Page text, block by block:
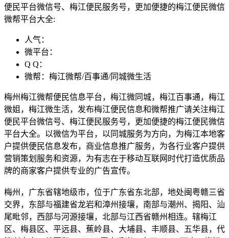
便民平台微信号、梅江便民服务号，更加便捷的梅江便民微信
微帮平台大全:
人气：
微平台：
Q Q：
微帮：梅江微帮/百事通/同城微生活
梅州梅江微帮便民信息平台，梅江微同城，梅江百事通，梅江
微姐，梅江微生活，发布梅江便民信息和微帮推广请关注梅江
便民平台微信号、梅江便民服务号，更加便捷的梅江便民微信
平台大全。以微信为平台，以同城服务为方向，为梅江本地客
户提供便民信息发布，商业信息推广服务，为各行业客户提供
营销策划服务和资源，为有志在于移动互联网时代打造优质品
牌的商家客户提供专业的广告宣传。
梅州，广东省辖地级市，位于广东省东北部，地处闽粤赣三省
交界，东部与福建省龙岩和漳州接壤，南部与潮州、揭阳、汕
尾毗邻，西部与河源接壤，北部与江西省赣州相连。辖梅江
区、梅县区、平远县、蕉岭县、大埔县、丰顺县、五华县，代